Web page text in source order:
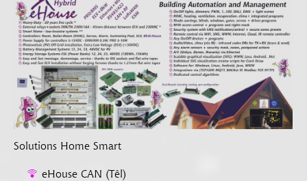
Solutions Home Smart
eHouse CAN (Têl)